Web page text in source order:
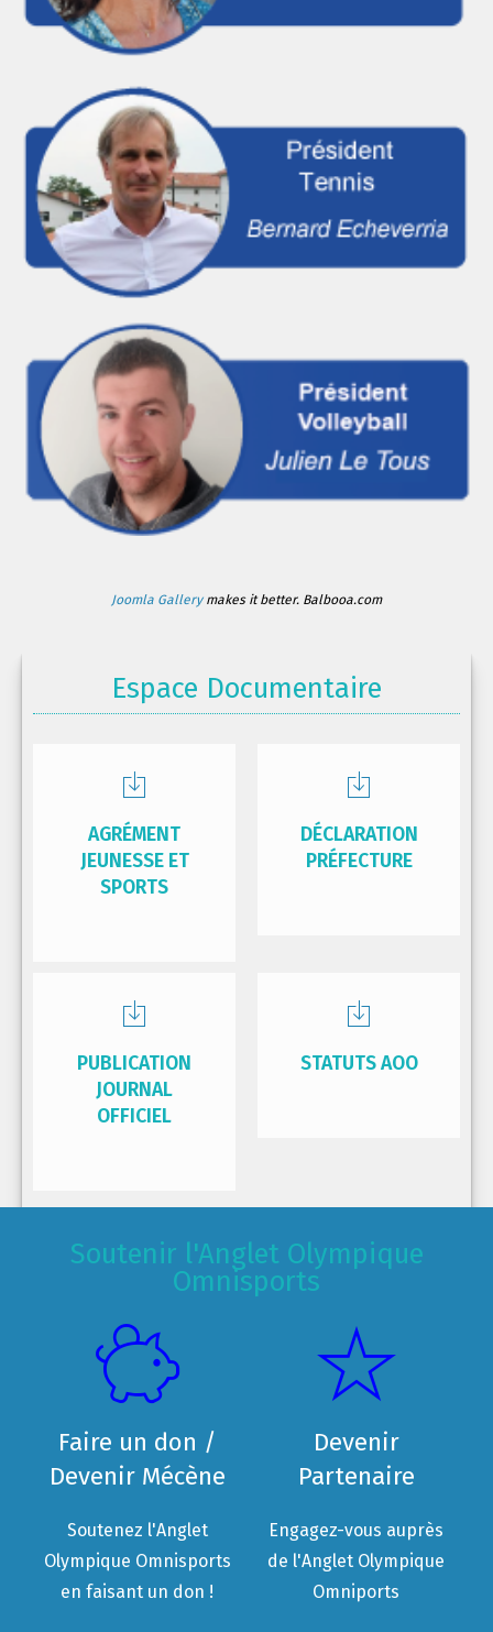
Joomla Gallerymakes it better. Balbooa.com
Espace Documentaire
AGRÉMENT
JEUNESSE ET
SPORTS
DÉCLARATION
PRÉFECTURE
PUBLICATION
JOURNAL
OFFICIEL
STATUTS AOO
Soutenir l'Anglet Olympique
Omnisports
Faire un don /
Devenir Mécène
Soutenez l'Anglet
Olympique Omnisports
en faisant un don !
Devenir
Partenaire
Engagez-vous auprès
de l'Anglet Olympique
Omniports